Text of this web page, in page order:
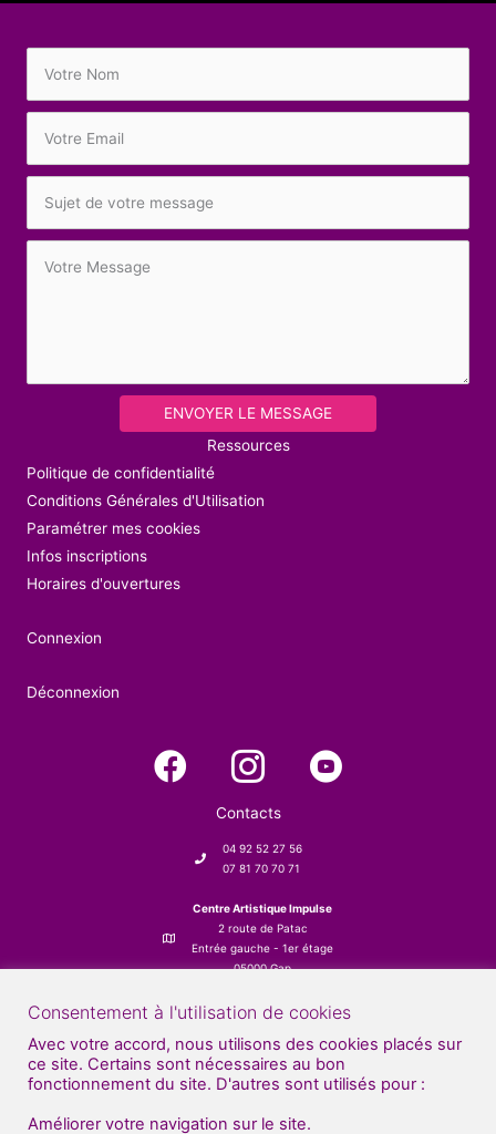
ENVOYER LE MESSAGE
Ressources
Politique de confidentialité
Conditions Générales d'Utilisation
Paramétrer mes cookies
Infos inscriptions
Horaires d'ouvertures
Connexion
Déconnexion
Contacts
04 92 52 27 56
07 81 70 70 71
Centre Artistique Impulse
2 route de Patac
Entrée gauche - 1er étage
05000 Gap
Consentement à l'utilisation de cookies
Avec votre accord, nous utilisons des cookies placés sur
ce site. Certains sont nécessaires au bon
fonctionnement du site. D'autres sont utilisés pour :
Améliorer votre navigation sur le site.